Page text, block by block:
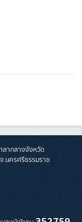
ลากลางจังหวัด
.นครศรีธรรมราช